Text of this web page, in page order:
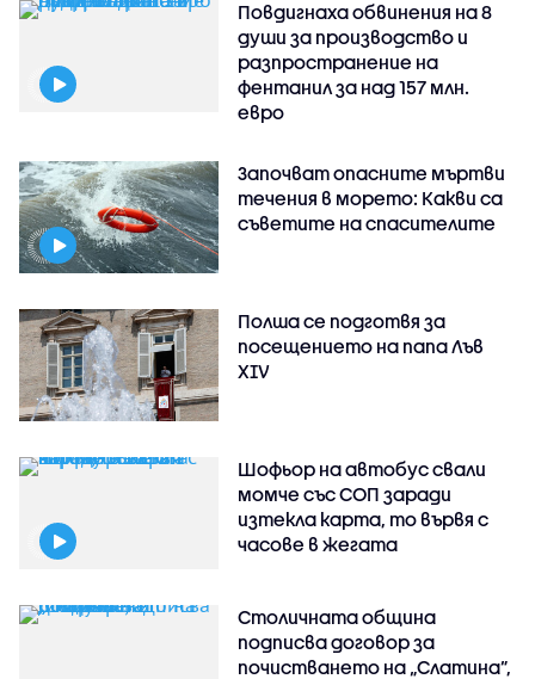
Повдигнаха обвинения на 8
души за производство и
разпространение на
фентанил за над 157 млн.
евро
Започват опасните мъртви
течения в морето: Какви са
съветите на спасителите
Полша се подготвя за
посещението на папа Лъв
XIV
Шофьор на автобус свали
момче със СОП заради
изтекла карта, то вървя с
часове в жегата
Столичната община
подписва договор за
почистването на „Слатина”,